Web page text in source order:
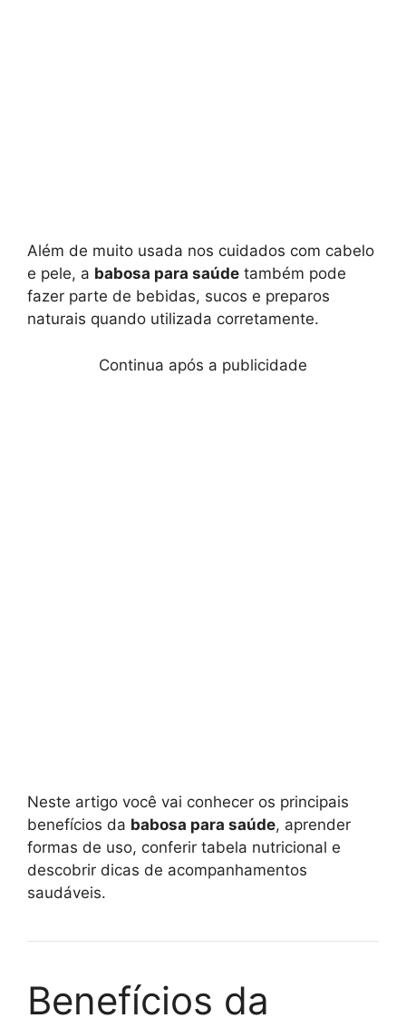
Além de muito usada nos cuidados com cabelo
e pele, a babosa para saúde também pode
fazer parte de bebidas, sucos e preparos
naturais quando utilizada corretamente.
Continua após a publicidade
Neste artigo você vai conhecer os principais
benefícios da babosa para saúde, aprender
formas de uso, conferir tabela nutricional e
descobrir dicas de acompanhamentos
saudáveis.
Benefícios da